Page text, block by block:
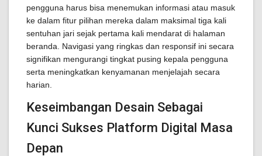
pengguna harus bisa menemukan informasi atau masuk
ke dalam fitur pilihan mereka dalam maksimal tiga kali
sentuhan jari sejak pertama kali mendarat di halaman
beranda. Navigasi yang ringkas dan responsif ini secara
signifikan mengurangi tingkat pusing kepala pengguna
serta meningkatkan kenyamanan menjelajah secara
harian.
Keseimbangan Desain Sebagai
Kunci Sukses Platform Digital Masa
Depan